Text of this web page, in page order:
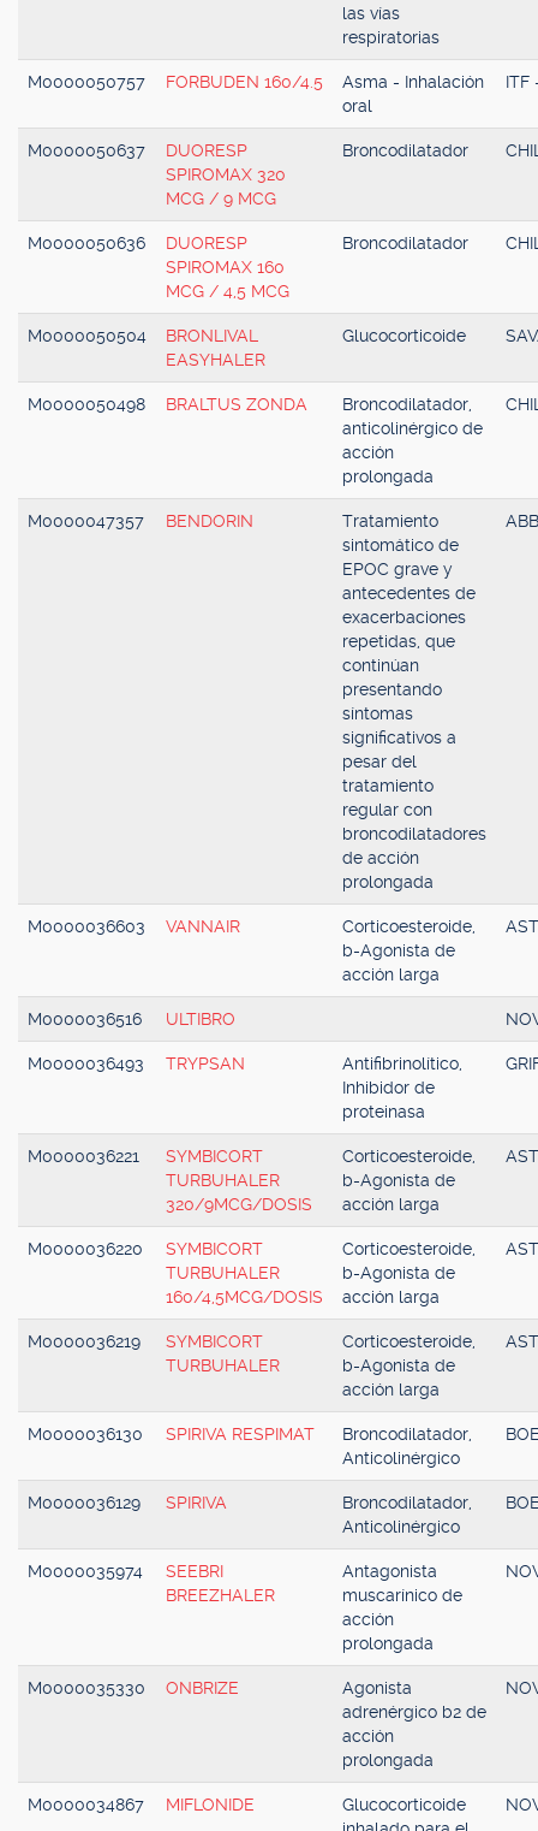
las vías
respiratorias
M0000050757 FORBUDEN 160/4.5
Asma - Inhalación
oral
ITF
M0000050637
DUORESP
SPIROMAX 320
MCG / 9 MCG
Broncodilatador
M0000050636
DUORESP
SPIROMAX 160
MCG / 4,5 MCG
Broncodilatador
M0000050504
BRONLIVAL
EASYHALER
Glucocorticoide
M0000050498 BRALTUS ZONDA
Broncodilatador,
anticolinérgico de
acción
prolongada
M0000047357 BENDORIN
Tratamiento
sintomático de
EPOC grave y
antecedentes de
exacerbaciones
repetidas, que
continúan
presentando
síntomas
significativos a
pesar del
tratamiento
regular con
broncodilatadores
de acción
prolongada
M0000036603 VANNAIR
Corticoesteroide,
b-Agonista de
acción larga
M0000036516 ULTIBRO
M0000036493 TRYPSAN
Antifibrinolítico,
Inhibidor de
proteinasa
M0000036221
SYMBICORT
TURBUHALER
320/9MCG/DOSIS
Corticoesteroide,
b-Agonista de
acción larga
M0000036220
SYMBICORT
TURBUHALER
160/4,5MCG/DOSIS
Corticoesteroide,
b-Agonista de
acción larga
M0000036219
SYMBICORT
TURBUHALER
Corticoesteroide,
b-Agonista de
acción larga
M0000036130 SPIRIVA RESPIMAT
Broncodilatador,
Anticolinérgico
M0000036129 SPIRIVA
Broncodilatador,
Anticolinérgico
M0000035974
SEEBRI
BREEZHALER
Antagonista
muscarínico de
acción
prolongada
M0000035330 ONBRIZE
Agonista
adrenérgico b2 de
acción
prolongada
M0000034867 MIFLONIDE
Glucocorticoide